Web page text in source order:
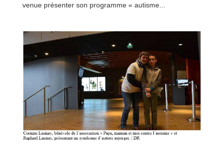
venue présenter son programme « autisme...